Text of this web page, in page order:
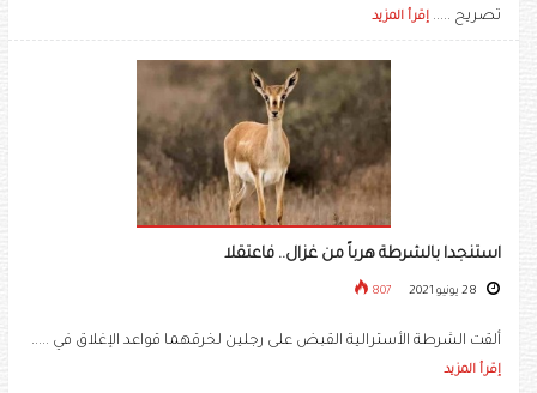
تصريح ..... إقرأ المزيد
استنجدا بالشرطة هرباً من غزال.. فاعتقلا
807
ألقت الشرطة الأسترالية القبض على رجلين لخرقهما قواعد الإغلاق في .....
إقرأ المزيد